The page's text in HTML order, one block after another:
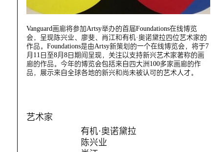
Vanguard画廊将参加Artsy举办的首届Foundations在线博览
会，呈现陈兴业、廖斐、肖江和有机·奥诺黛拉四位艺术家的
作品。Foundations是由Artsy新策划的一个在线博览会，将于7
月11日至8月8日期间呈现，关注以支持新兴艺术家著称的画
廊的作品。今年的博览会包括来自四大洲100多家画廊的作
品，展示来自全球各地的新兴和尚未被认可的艺术人才。
艺术家
有机·奥诺黛拉
陈兴业